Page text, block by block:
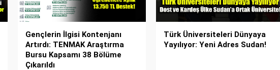
Gençlerin İlgisi Kontenjanı
Artırdı: TENMAK Araştırma
Bursu Kapsamı 38 Bölüme
Çıkarıldı
Türk Üniversiteleri Dünyaya
Yayılıyor: Yeni Adres Sudan!